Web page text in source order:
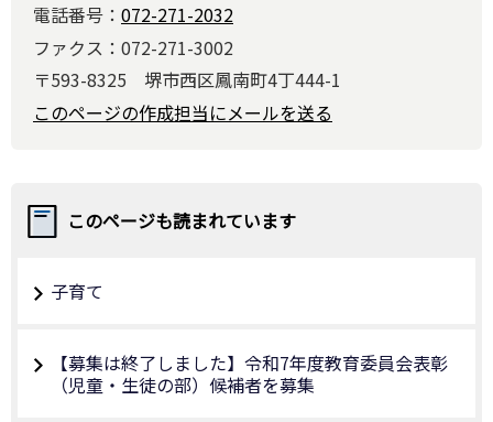
電話番号： 072-271-2032
ファクス：072-271-3002
〒593-8325 堺市西区鳳南町4丁444-1
このページの作成担当にメールを送る
このページも読まれています
子育て
【募集は終了しました】令和7年度教育委員会表彰
（児童・生徒の部）候補者を募集